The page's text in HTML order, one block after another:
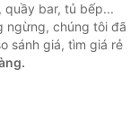
quầy bar, tủ bếp...
ngừng, chúng tôi đã
sánh giá, tìm giá rẻ